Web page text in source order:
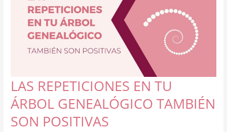
LAS REPETICIONES EN TU
ÁRBOL GENEALÓGICO TAMBIÉN
SON POSITIVAS